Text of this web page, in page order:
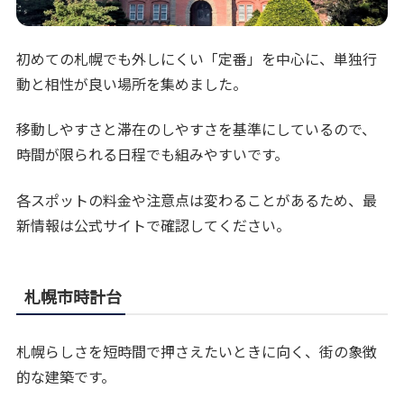
初めての札幌でも外しにくい「定番」を中心に、単独行
動と相性が良い場所を集めました。
移動しやすさと滞在のしやすさを基準にしているので、
時間が限られる日程でも組みやすいです。
各スポットの料金や注意点は変わることがあるため、最
新情報は公式サイトで確認してください。
札幌市時計台
札幌らしさを短時間で押さえたいときに向く、街の象徴
的な建築です。